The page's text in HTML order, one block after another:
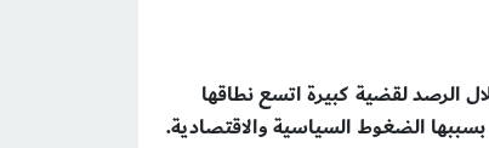
الرصد لقضية كبيرة اتسع نطاقها
الضغوط السياسية والاقتصادية.